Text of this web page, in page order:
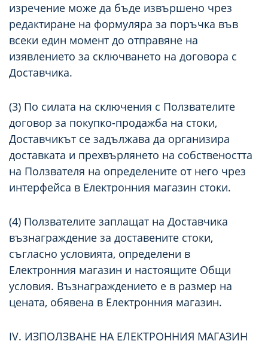
изречение може да бъде извършено чрез
редактиране на формуляра за поръчка във
всеки един момент до отправяне на
изявлението за сключването на договора с
Доставчика.
(3) По силата на сключения с Ползвателите
договор за покупко-продажба на стоки,
Доставчикът се задължава да организира
доставката и прехвърлянето на собствеността
на Ползвателя на определените от него чрез
интерфейса в Електронния магазин стоки.
(4) Ползвателите заплащат на Доставчика
възнаграждение за доставените стоки,
съгласно условията, определени в
Електронния магазин и настоящите Общи
условия. Възнаграждението е в размер на
цената, обявена в Електронния магазин.
IV. ИЗПОЛЗВАНЕ НА ЕЛЕКТРОННИЯ МАГАЗИН